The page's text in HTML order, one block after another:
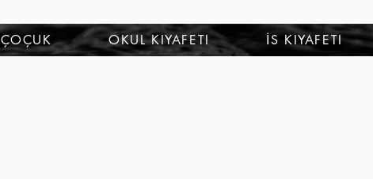
ÇOÇUK OKUL KIYAFETI İS KIYAFETI